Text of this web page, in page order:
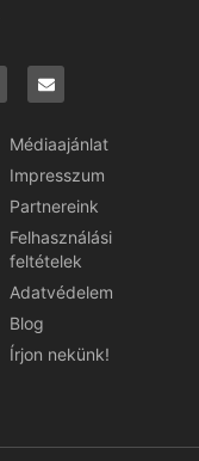
Médiaajánlat
Impresszum
Partnereink
Felhasználási
feltételek
Adatvédelem
Blog
Írjon nekünk!